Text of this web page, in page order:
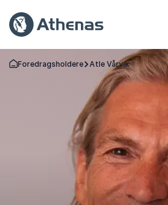
Gå tilbake til startsiden
Foredragsholdere Atle Vårvik